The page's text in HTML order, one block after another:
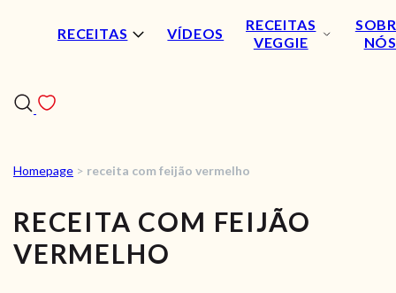
RECEITAS VÍDEOS
RECEITAS
VEGGIE
NÓS
RECEITAS
VÍDEOS
RECEITAS VEGGIE
Homepage > receita com feijão vermelho
RECEITA COM FEIJÃO
VERMELHO